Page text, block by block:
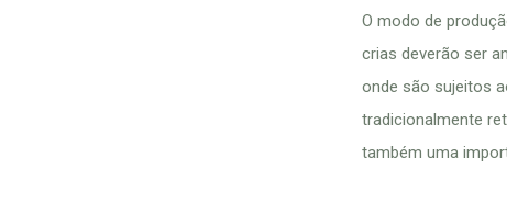
O modo de
crias deverão ser
onde são sujeitos
tradicionalmente
também uma